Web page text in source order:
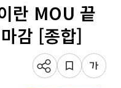
란 MOU 끝
감 [종합]